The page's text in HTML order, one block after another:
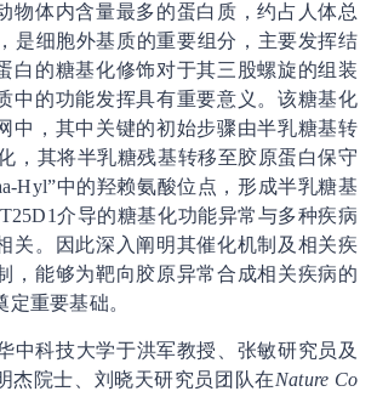
物体内含量最多的蛋白质，约占人体总
是细胞外基质的重要组分，主要发挥结
白的糖基化修饰对于其三股螺旋的组装
中的功能发挥具有重要意义。该糖基化
中，其中关键的初始步骤由半乳糖基转
，其将半乳糖残基转移至胶原蛋白保守
Hyl”中的羟赖氨酸位点，形成半乳糖基
介导的糖基化功能异常与多种疾病
关。因此深入阐明其催化机制及相关疾
，能够为靶向胶原异常合成相关疾病的
定重要基础。
中科技大学于洪军教授、张敏研究员及
杰院士、刘晓天研究员团队在Nature Co